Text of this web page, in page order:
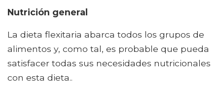
Nutrición general
La dieta flexitaria abarca todos los grupos de
alimentos y, como tal, es probable que pueda
satisfacer todas sus necesidades nutricionales
con esta dieta..